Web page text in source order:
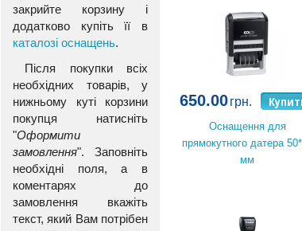
закрийте корзину і
додатково купіть її в
каталозі оснащень.
Після покупки всіх
необхідних товарів, у
нижньому куті корзини
покупця натисніть
"Оформити
замовлення". Заповніть
необхідні поля, а в
коментарях до
замовлення вкажіть
текст, який Вам потрібен
650.00грн.
Оснащення для
прямокутного датера
мм